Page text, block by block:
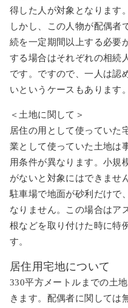
得した人が対象となります。
しかし、この人物が配偶者
続を一定期間以上する必要
する場合はそれぞれの相続
です。ですので、一人は認
いというケースもあります。
＜土地に関して＞
居住の用として使っていた
業として使っていた土地は
用条件が異なります。小規
がないと対象にはできませ
駐車場で地面が砂利だけで
なりません。この場合はア
根などを取り付けた時に特
す。
居住用宅地について
330平方メートルまでの土
きます。配偶者に関しては